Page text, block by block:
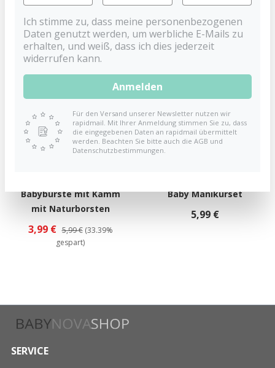
KUNDEN KAUFTEN AUCH
Babybürste mit Kamm
mit Naturborsten
3,99 € 5,99 € (33.39%
gespart)
Baby Manikürset
5,99 €
SERVICE
Ich stimme zu, dass meine personenbezogenen
Daten genutzt werden, um werbliche E-Mails zu
erhalten, und weiß, dass ich dies jederzeit
widerrufen kann.
Anmelden
Für den Versand unserer Newsletter nutzen wir
rapidmail. Mit Ihrer Anmeldung stimmen Sie zu, dass
die eingegebenen Daten an rapidmail übermittelt
werden. Beachten Sie bitte auch die AGB und
Datenschutzbestimmungen.